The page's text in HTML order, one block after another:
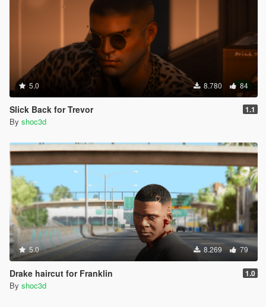
5.0 8.780 84
Slick Back for Trevor 1.1
By shoc3d
5.0 8.269 79
Drake haircut for Franklin 1.0
By shoc3d